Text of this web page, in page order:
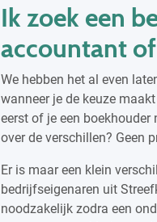
Ik zoek een
accountant
We hebben het al even
wanneer je de keuze
eerst of je een
over de verschillen? Geen
Er is maar een klein
bedrijfseigenaren uit
noodzakelijk zodra een